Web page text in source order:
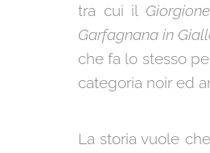
tra cui il
Garfagnana in
che fa lo stesso
categoria noir ed
La storia vuole